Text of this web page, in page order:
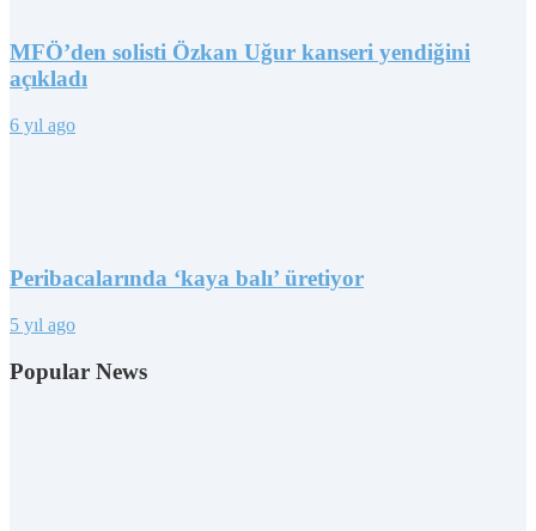
MFÖ’den solisti Özkan Uğur kanseri yendiğini
açıkladı
6 yıl ago
Peribacalarında ‘kaya balı’ üretiyor
5 yıl ago
Popular News